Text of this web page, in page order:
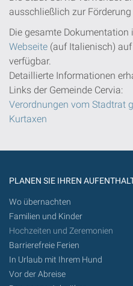
ausschließlich zur
Die gesamte Dokumentation
Webseite (auf Italienisch)
verfügbar.
Detaillierte Informationen
Links der Gemeinde Cervia:
Verordnungen vom Stadtrat
Kurtaxen
PLANEN SIE IHREN
Wo übernachten
Familien und Kinder
Hochzeiten und Zeremonien
Barrierefreie Ferien
In Urlaub mit Ihrem Hund
Vor der Abreise